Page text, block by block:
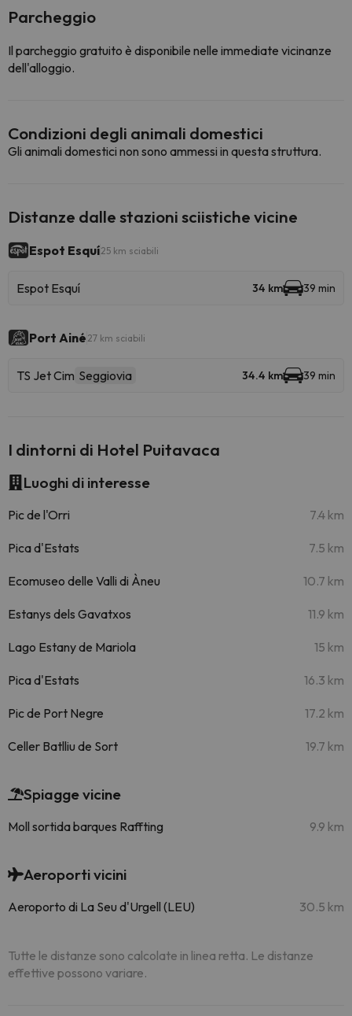
Parcheggio
Il parcheggio gratuito è disponibile nelle immediate vicinanze
dell'alloggio.
Condizioni degli animali domestici
Gli animali domestici non sono ammessi in questa struttura.
Distanze dalle stazioni sciistiche vicine
Espot Esquí25 km sciabili
Espot Esquí 34 km 39 min
Port Ainé 27 km sciabili
TS Jet Cim Seggiovia 34.4 km 39 min
I dintorni di Hotel Puitavaca
Luoghi di interesse
Pic de l'Orri 7.4 km
Pica d'Estats 7.5 km
Ecomuseo delle Valli di Àneu 10.7 km
Estanys dels Gavatxos 11.9 km
Lago Estany de Mariola 15 km
Pica d'Estats 16.3 km
Pic de Port Negre 17.2 km
Celler Batlliu de Sort 19.7 km
Spiagge vicine
Moll sortida barques Raffting 9.9 km
Aeroporti vicini
Aeroporto di La Seu d'Urgell (LEU) 30.5 km
Tutte le distanze sono calcolate in linea retta. Le distanze
effettive possono variare.